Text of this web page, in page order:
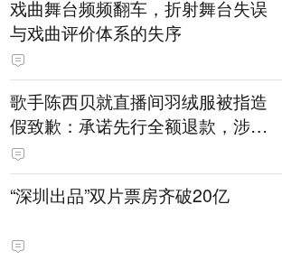
戏曲舞台频频翻车，折射舞台失误
与戏曲评价体系的失序
歌手陈西贝就直播间羽绒服被指造
假致歉：承诺先行全额退款，涉事
销售额约300万元
“深圳出品”双片票房齐破20亿